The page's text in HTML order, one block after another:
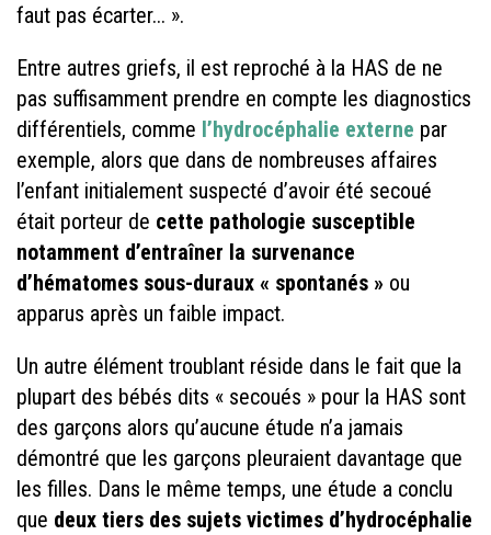
faut pas écarter... ».
Entre autres griefs, il est reproché à la HAS de ne
pas suffisamment prendre en compte les diagnostics
différentiels, comme l’hydrocéphalie externe par
exemple, alors que dans de nombreuses affaires
l’enfant initialement suspecté d’avoir été secoué
était porteur de cette pathologie susceptible
notamment d’entraîner la survenance
d’hématomes sous-duraux « spontanés » ou
apparus après un faible impact.
Un autre élément troublant réside dans le fait que la
plupart des bébés dits « secoués » pour la HAS sont
des garçons alors qu’aucune étude n’a jamais
démontré que les garçons pleuraient davantage que
les filles. Dans le même temps, une étude a conclu
que deux tiers des sujets victimes d’hydrocéphalie